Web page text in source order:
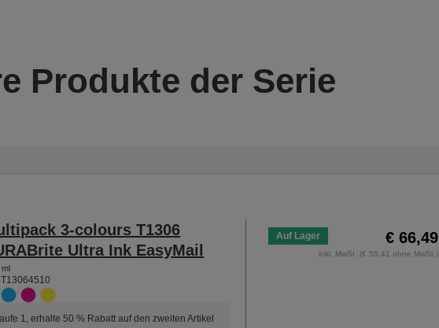
Produkte der Serie
3-colours T1306
Ultra Ink EasyMail
ml
1, erhalte 50 % Rabatt auf den zweiten Artikel
Auf Lager € 66,49
inkl. MwSt. (€ 55,41 ohne MwSt.)